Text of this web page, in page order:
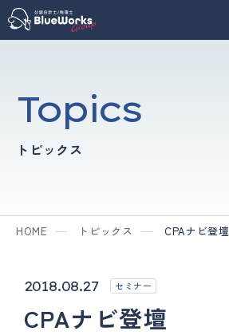
Topics
トピックス
HOME トピックス CPAナビ登壇
2018.08.27 セミナー
CPAナビ登壇